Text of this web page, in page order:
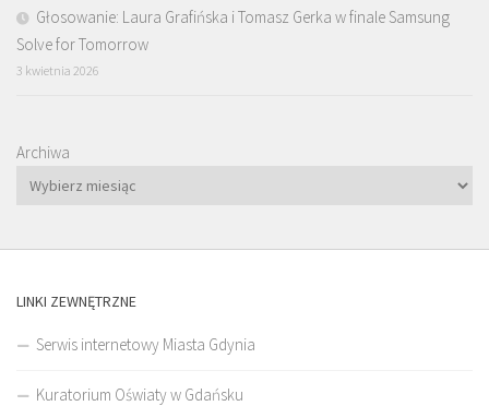
Głosowanie: Laura Grafińska i Tomasz Gerka w finale Samsung
Solve for Tomorrow
3 kwietnia 2026
Archiwa
LINKI ZEWNĘTRZNE
Serwis internetowy Miasta Gdynia
Kuratorium Oświaty w Gdańsku